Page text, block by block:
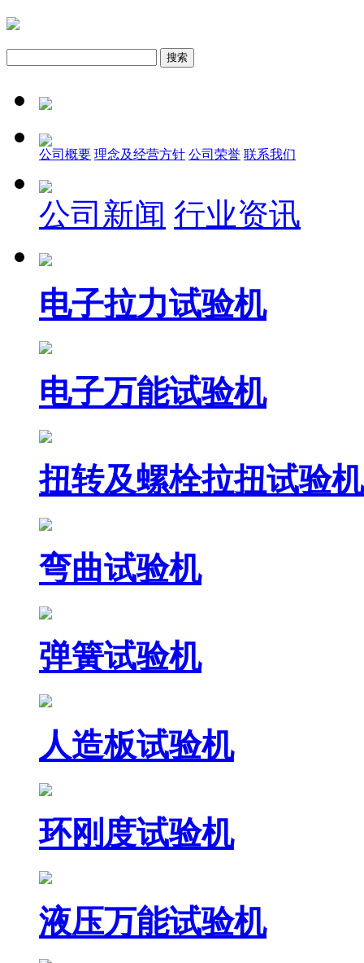
公司概要 理念及经营方针 公司荣誉 联系我们
公司新闻 行业资讯
电子拉力试验机
电子万能试验机
扭转及螺栓拉扭试验机
弯曲试验机
弹簧试验机
人造板试验机
环刚度试验机
液压万能试验机